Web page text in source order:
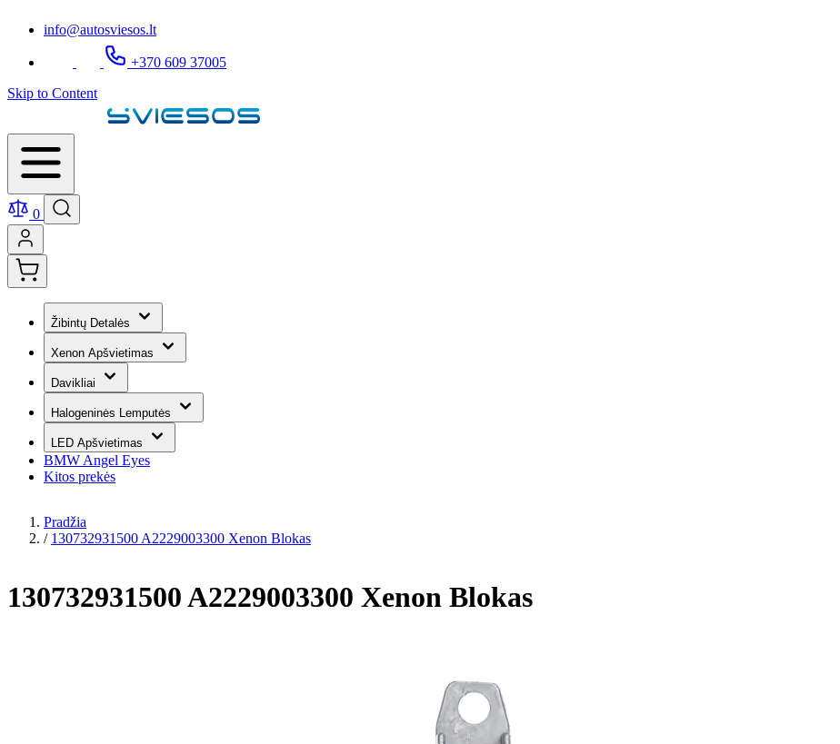
info@autosviesos.lt
+370 609 37005
Skip to Content
0
Žibintų Detalės
Xenon Apšvietimas
Davikliai
Halogeninės Lemputės
LED Apšvietimas
BMW Angel Eyes
Kitos prekės
Pradžia
/ 130732931500 A2229003300 Xenon Blokas
130732931500 A2229003300 Xenon Blokas